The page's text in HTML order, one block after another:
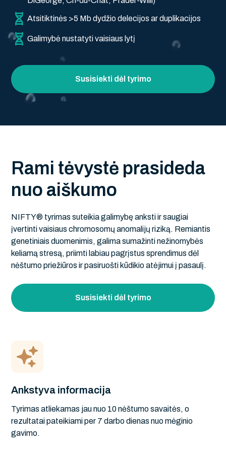
Atsitiktinės >5 Mb dydžio delecijos ar duplikacijos
Galimybė nustatyti vaisiaus lytį
Susisiekti dėl tyrimo
Rami tėvystė prasideda
nuo aiškumo
NIFTY® tyrimas suteikia galimybę anksti ir saugiai
įvertinti vaisiaus chromosomų anomalijų riziką. Remiantis
genetiniais duomenimis, galima sumažinti nežinomybės
keliamą stresą, priimti labiau pagrįstus sprendimus dėl
nėštumo priežiūros ir pasiruošti kūdikio atėjimui į pasaulį.
Susisiekti dėl tyrimo
Ankstyva informacija
Tyrimas atliekamas jau nuo 10 nėštumo savaitės, o
rezultatai pateikiami per 7 darbo dienas nuo mėginio
gavimo.